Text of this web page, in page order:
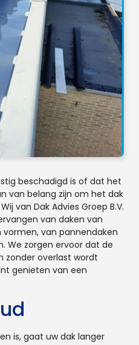
beschadigd is of dat het
van belang zijn om het dak
van Dak Advies Groep B.V.
van daken van
van pannendaken
We zorgen ervoor dat de
zonder overlast wordt
genieten van een
is, gaat uw dak langer